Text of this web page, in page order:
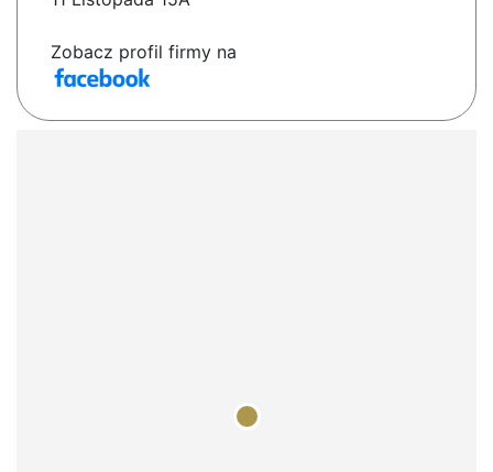
Zobacz profil firmy na